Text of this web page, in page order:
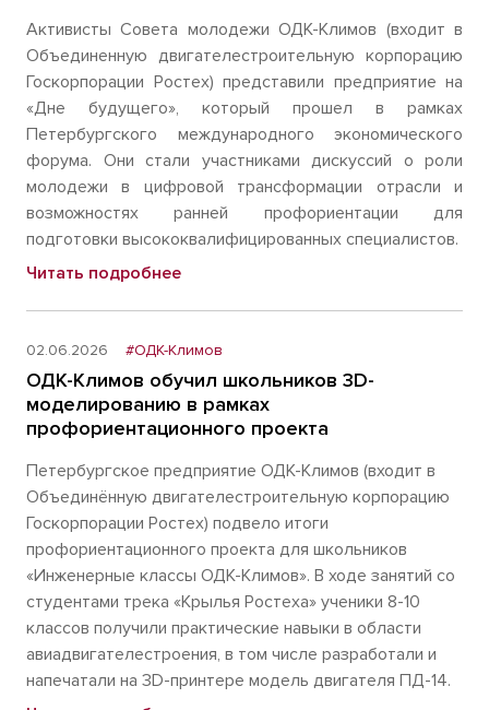
Активисты Совета молодежи ОДК-Климов (входит в
Объединенную двигателестроительную корпорацию
Госкорпорации Ростех) представили предприятие на
«Дне будущего», который прошел в рамках
Петербургского международного экономического
форума. Они стали участниками дискуссий о роли
молодежи в цифровой трансформации отрасли и
возможностях ранней профориентации для
подготовки высококвалифицированных специалистов.
Читать подробнее
02.06.2026 #ОДК-Климов
ОДК-Климов обучил школьников 3D-
моделированию в рамках
профориентационного проекта
Петербургское предприятие ОДК-Климов (входит в
Объединённую двигателестроительную корпорацию
Госкорпорации Ростех) подвело итоги
профориентационного проекта для школьников
«Инженерные классы ОДК-Климов». В ходе занятий со
студентами трека «Крылья Ростеха» ученики 8-10
классов получили практические навыки в области
авиадвигателестроения, в том числе разработали и
напечатали на 3D-принтере модель двигателя ПД-14.